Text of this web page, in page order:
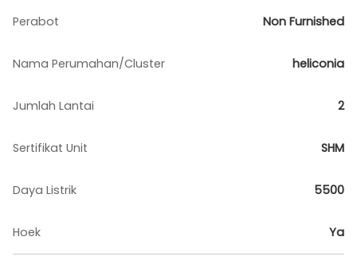
Perabot Non Furnished
Nama Perumahan/Cluster heliconia
Jumlah Lantai 2
Sertifikat Unit SHM
Daya Listrik 5500
Hoek Ya